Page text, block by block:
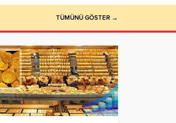
TÜMÜNÜ GÖSTER →